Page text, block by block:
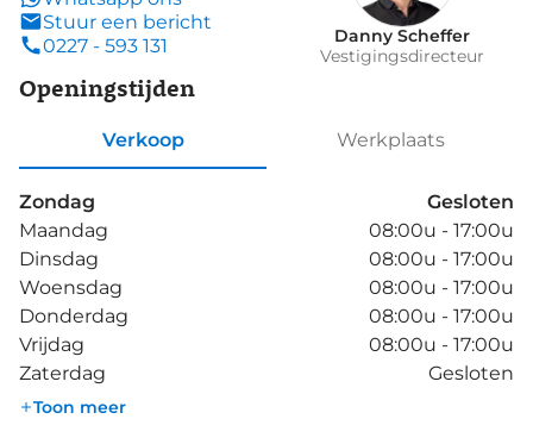
Stuur een bericht
0227 - 593 131
Danny Scheffer
Vestigingsdirecteur
Openingstijden
Verkoop Werkplaats
Zondag
Gesloten
Maandag
08:00u - 17:00u
Dinsdag
08:00u - 17:00u
Woensdag
08:00u - 17:00u
Donderdag
08:00u - 17:00u
Vrijdag
08:00u - 17:00u
Zaterdag
Gesloten
Toon meer